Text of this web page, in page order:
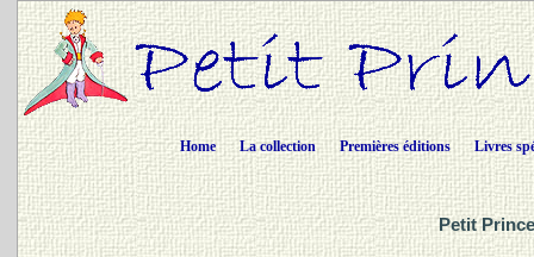
Home La collection Premières éditions Livres
Petit